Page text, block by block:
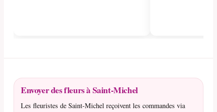
Envoyer des fleurs à Saint-Michel
Les fleuristes de Saint-Michel reçoivent les commandes via